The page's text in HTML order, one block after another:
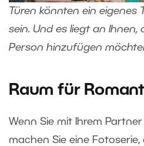
Türen könnten ein eigenes
sein. Und es liegt an Ihnen,
Person hinzufügen
Raum für
Wenn Sie mit Ihrem
machen Sie eine